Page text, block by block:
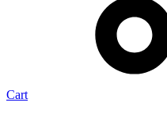
Cart